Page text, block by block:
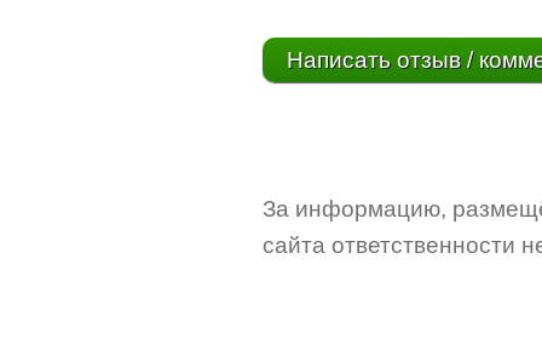
Написать отзыв /
За информацию,
сайта ответственности